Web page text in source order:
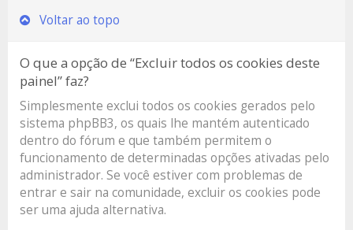
Voltar ao topo
O que a opção de “Excluir todos os cookies deste
painel” faz?
Simplesmente exclui todos os cookies gerados pelo
sistema phpBB3, os quais lhe mantém autenticado
dentro do fórum e que também permitem o
funcionamento de determinadas opções ativadas pelo
administrador. Se você estiver com problemas de
entrar e sair na comunidade, excluir os cookies pode
ser uma ajuda alternativa.